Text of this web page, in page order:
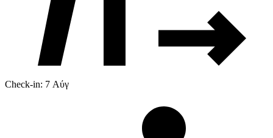
Check-in: 7 Αύγ